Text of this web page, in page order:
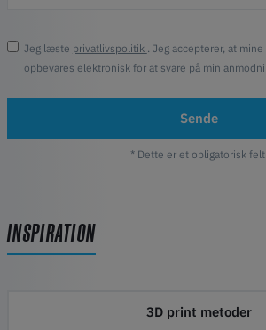
Jeg læste privatlivspolitik
. Jeg accepterer, at
opbevares elektronisk for at svare på min
Sende
* Dette er et obligatorisk felt.
INSPIRATION
3D print metoder